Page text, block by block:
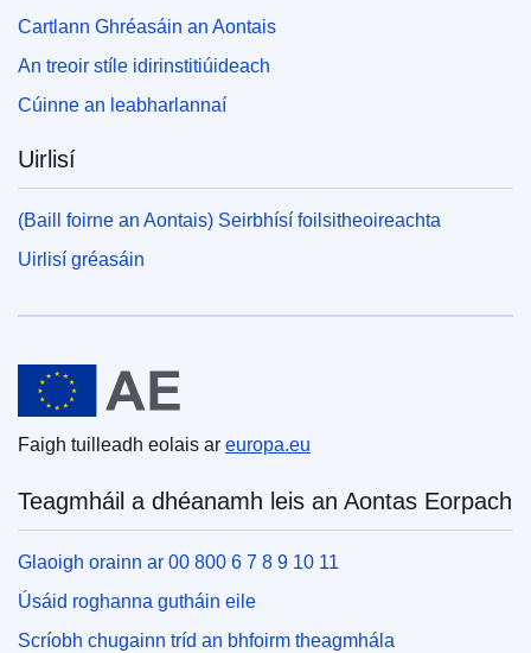
Cartlann Ghréasáin an Aontais
An treoir stíle idirinstitiúideach
Cúinne an leabharlannaí
Uirlisí
(Baill foirne an Aontais) Seirbhísí foilsitheoireachta
Uirlisí gréasáin
An tAontas Eorpach
Faigh tuilleadh eolais ar europa.eu
Teagmháil a dhéanamh leis an Aontas Eorpach
Glaoigh orainn ar 00 800 6 7 8 9 10 11
Úsáid roghanna gutháin eile
Scríobh chugainn tríd an bhfoirm theagmhála